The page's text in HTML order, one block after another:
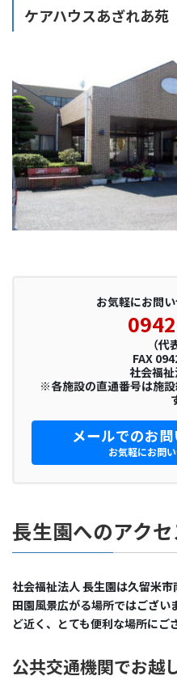
ケアハウスあざれあ苑
お気軽にお問い
（代
FAX
社会福
※各施設の直通番号は施
メールでのお
お気軽にお問
長生園へのアク
社会福祉法人 長生園は久留米市
田園風景広がる場所ではござ
ど近く、とても便利な場所にご
公共交通機関でお越